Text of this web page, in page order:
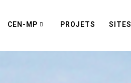
CEN-MP PROJETS SITES